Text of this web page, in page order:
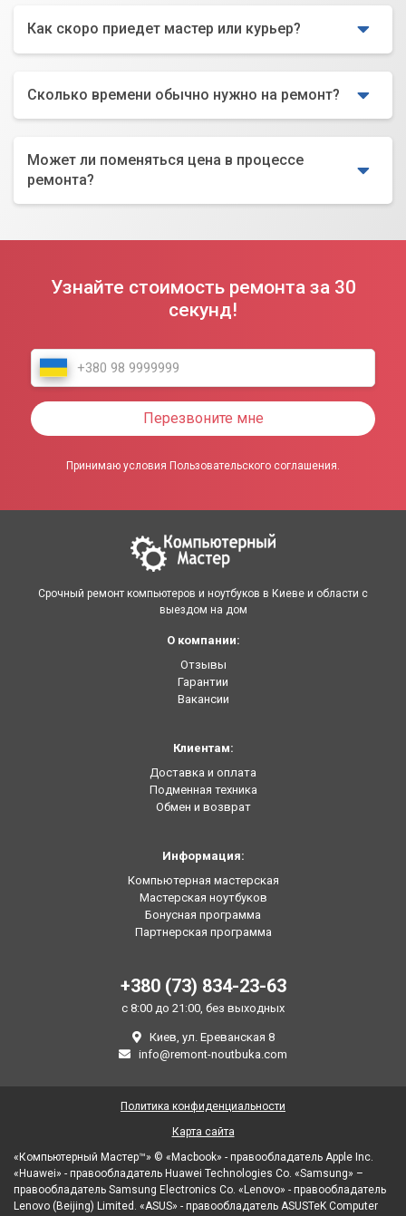
Как скоро приедет мастер или курьер?
Сколько времени обычно нужно на ремонт?
Может ли поменяться цена в процессе
ремонта?
Узнайте стоимость ремонта за 30
секунд!
Перезвоните мне
Принимаю условия Пользовательского соглашения.
Срочный ремонт компьютеров и ноутбуков в Киеве и области с
выездом на дом
О компании:
Отзывы
Гарантии
Вакансии
Клиентам:
Доставка и оплата
Подменная техника
Обмен и возврат
Информация:
Компьютерная мастерская
Мастерская ноутбуков
Бонусная программа
Партнерская программа
+380 (73) 834-23-63
с 8:00 до 21:00, без выходных
Киев, ул. Ереванская 8
info@remont-noutbuka.com
«Компьютерный Мастер™» © «Macbook» - правообладатель Apple Inc.
«Huawei» - правообладатель Huawei Technologies Co. «Samsung» –
правообладатель Samsung Electronics Co. «Lenovo» - правообладатель
Lenovo (Beijing) Limited. «ASUS» - правообладатель ASUSTeK Computer
Политика конфиденциальности
Карта сайта